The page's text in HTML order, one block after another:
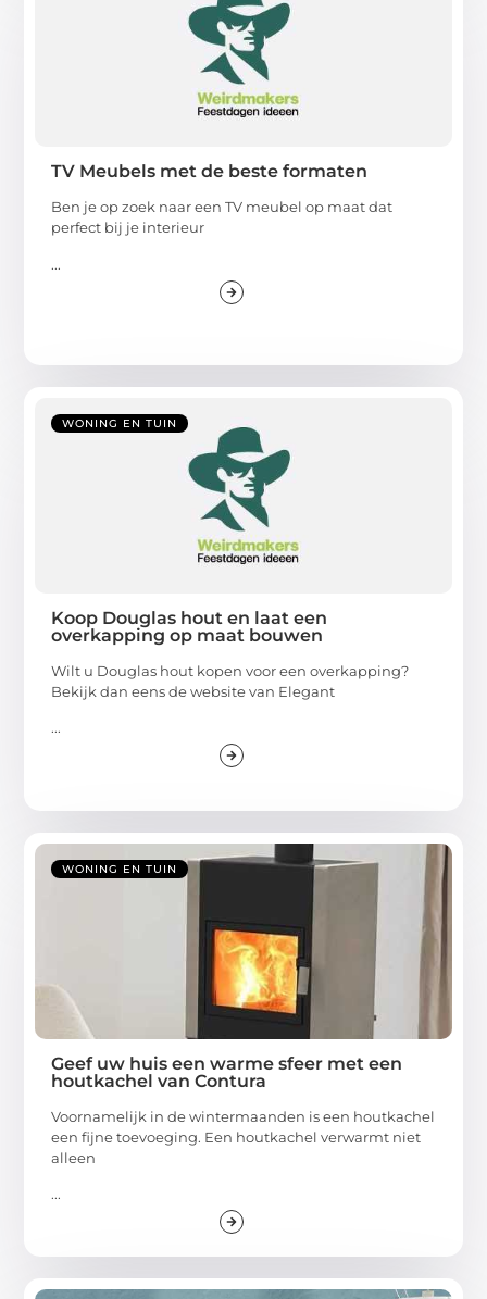
TV Meubels met de beste formaten
Ben je op zoek naar een TV meubel op maat dat
perfect bij je interieur
...
WONING EN TUIN
Koop Douglas hout en laat een
overkapping op maat bouwen
Wilt u Douglas hout kopen voor een overkapping?
Bekijk dan eens de website van Elegant
...
WONING EN TUIN
Geef uw huis een warme sfeer met een
houtkachel van Contura
Voornamelijk in de wintermaanden is een houtkachel
een fijne toevoeging. Een houtkachel verwarmt niet
alleen
...